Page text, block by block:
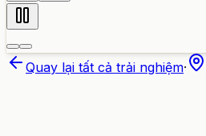
Quay lại tất cả trải nghiệm·